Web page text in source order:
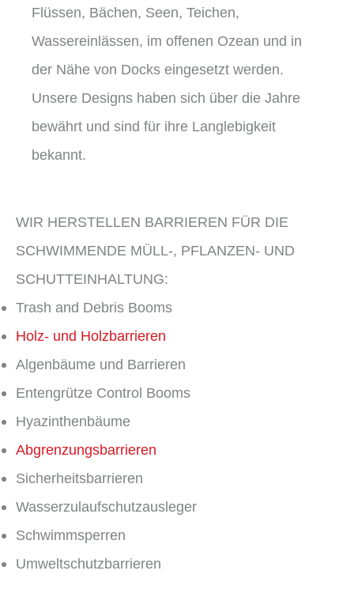
Flüssen, Bächen, Seen, Teichen,
Wassereinlässen, im offenen Ozean und in
der Nähe von Docks eingesetzt werden.
Unsere Designs haben sich über die Jahre
bewährt und sind für ihre Langlebigkeit
bekannt.
WIR HERSTELLEN BARRIEREN FÜR DIE
SCHWIMMENDE MÜLL-, PFLANZEN- UND
SCHUTTEINHALTUNG:
Trash and Debris Booms
Holz- und Holzbarrieren
Algenbäume und Barrieren
Entengrütze Control Booms
Hyazinthenbäume
Abgrenzungsbarrieren
Sicherheitsbarrieren
Wasserzulaufschutzausleger
Schwimmsperren
Umweltschutzbarrieren